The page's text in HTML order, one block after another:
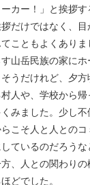
カー！」と挨拶
だけではなく、
こともよくあり
山岳民族の家に
うだけれど、夕
人や、学校から
みました。少し
こそ人と人との
ているのだろう
、人との関わり
どでした。